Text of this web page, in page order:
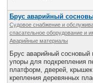
Брус аварийный
Судовое снабжение и
спасательное оборудование и
Аварийные материалы
Брус аварийный сосновый
упоры для подкрепления
платформ, дверей,
крепления деревянных